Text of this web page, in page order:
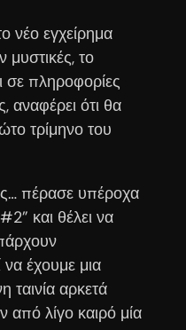
νέο εγχείρημα
το
σε πληροφορίες
αναφέρει ότι θα
τρίμηνο του
πέρασε υπέροχα
και θέλει να
έχουμε μια
ταινία αρκετά
από λίγο καιρό μία